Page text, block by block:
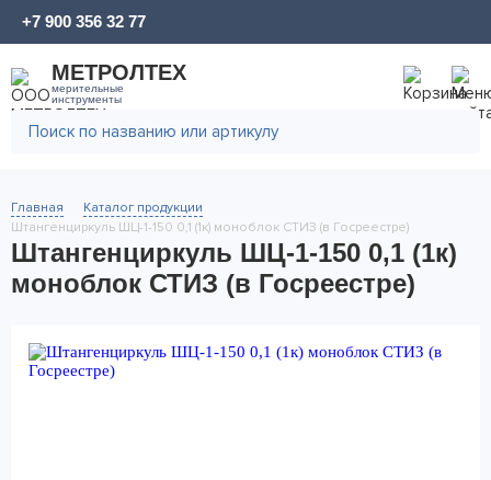
МЕТРОЛТЕХ
мерительные
инструменты
+7 900 356 32 77
Главная
Каталог продукции
Штангенциркуль ШЦ-1-150 0,1 (1к) моноблок СТИЗ (в Госреестре)
Штангенциркуль ШЦ-1-150 0,1 (1к)
моноблок СТИЗ (в Госреестре)